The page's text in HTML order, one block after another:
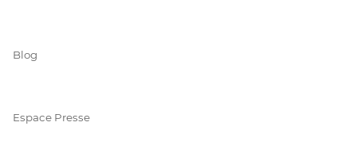
Blog
Espace Presse